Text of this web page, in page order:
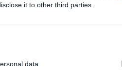
it to other third parties.
data.